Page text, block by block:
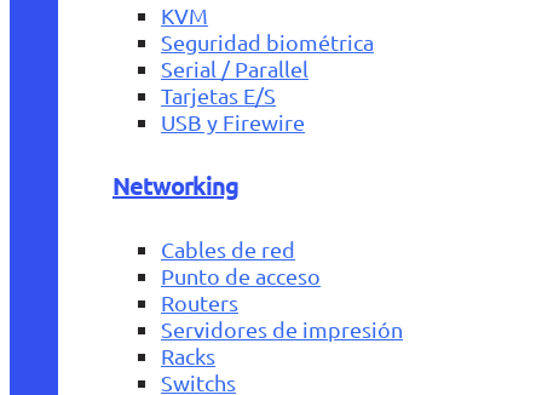
KVM
Seguridad biométrica
Serial / Parallel
Tarjetas E/S
USB y Firewire
Networking
Cables de red
Punto de acceso
Routers
Servidores de impresión
Racks
Switchs